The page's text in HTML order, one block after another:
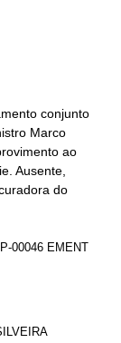
conjunto
Marco
ao
Ausente,
do
00046 EMENT